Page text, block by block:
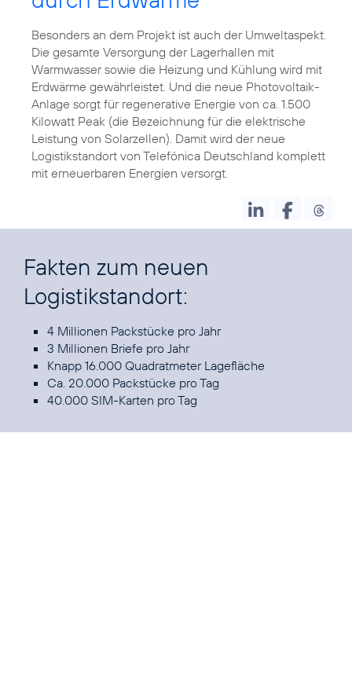
Besonders an dem Projekt ist auch der Umweltaspekt.
Die gesamte Versorgung der Lagerhallen mit
Warmwasser sowie die Heizung und Kühlung wird mit
Erdwärme gewährleistet. Und die neue Photovoltaik-
Anlage sorgt für regenerative Energie von ca. 1.500
Kilowatt Peak (die Bezeichnung für die elektrische
Leistung von Solarzellen). Damit wird der neue
Logistikstandort von Telefónica Deutschland komplett
mit erneuerbaren Energien versorgt.
Fakten zum neuen
Logistikstandort:
4 Millionen Packstücke pro Jahr
3 Millionen Briefe pro Jahr
Knapp 16.000 Quadratmeter Lagefläche
Ca. 20.000 Packstücke pro Tag
40.000 SIM-Karten pro Tag